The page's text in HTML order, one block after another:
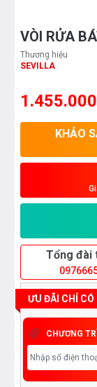
VÒI RỬA
Thương hiệu
SEVILLA
KHẢO
Tổng đài
ƯU ĐÃI CHỈ CÓ
CHƯƠNG